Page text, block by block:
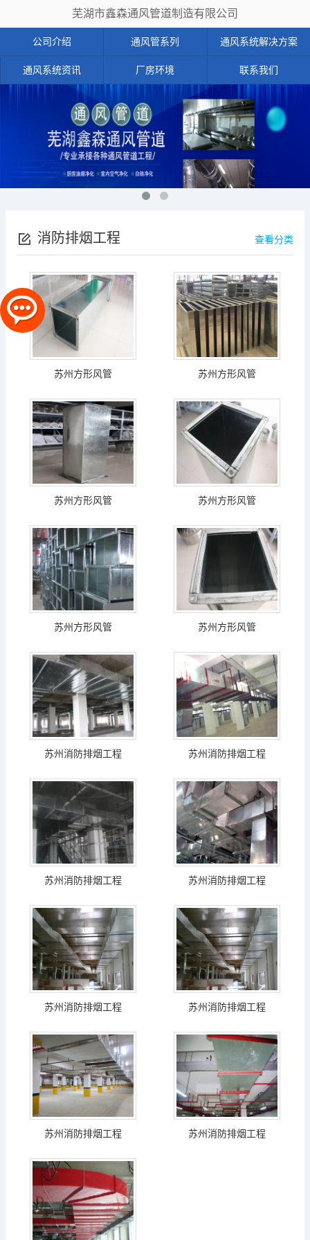
芜湖市鑫森通风管道制造有限公司
公司介绍 通风管系列 通风系统解决方案
通风系统资讯 厂房环境 联系我们
消防排烟工程 查看分类
苏州方形风管 苏州方形风管
苏州方形风管 苏州方形风管
苏州方形风管 苏州方形风管
苏州消防排烟工程 苏州消防排烟工程
苏州消防排烟工程 苏州消防排烟工程
苏州消防排烟工程 苏州消防排烟工程
苏州消防排烟工程 苏州消防排烟工程